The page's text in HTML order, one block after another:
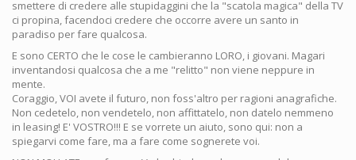
smettere di credere alle stupidaggini che la "scatola magica" della TV
ci propina, facendoci credere che occorre avere un santo in
paradiso per fare qualcosa.
E sono CERTO che le cose le cambieranno LORO, i giovani. Magari
inventandosi qualcosa che a me "relitto" non viene neppure in
mente.
Coraggio, VOI avete il futuro, non foss'altro per ragioni anagrafiche.
Non cedetelo, non vendetelo, non affittatelo, non datelo nemmeno
in leasing! E' VOSTRO!!! E se vorrete un aiuto, sono qui: non a
spiegarvi come fare, ma a fare come sognerete voi.